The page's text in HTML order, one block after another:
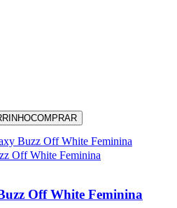
COMPRAR
Off White Feminina